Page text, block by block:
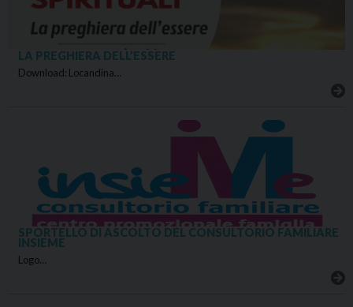
LA PREGHIERA DELL’ESSERE
Download: Locandina…
SPORTELLO DI ASCOLTO DEL CONSULTORIO FAMILIARE
INSIEME
Logo…